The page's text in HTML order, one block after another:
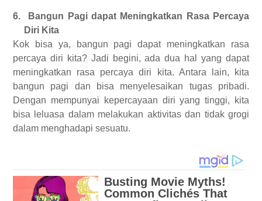
6.
Bangun Pagi dapat Meningkatkan Rasa Percaya
Diri Kita
Kok bisa ya, bangun pagi dapat meningkatkan rasa
percaya diri kita? Jadi begini, ada dua hal yang dapat
meningkatkan rasa percaya diri kita. Antara lain, kita
bangun pagi dan bisa menyelesaikan tugas pribadi.
Dengan mempunyai kepercayaan diri yang tinggi, kita
bisa leluasa dalam melakukan aktivitas dan tidak grogi
dalam menghadapi sesuatu.